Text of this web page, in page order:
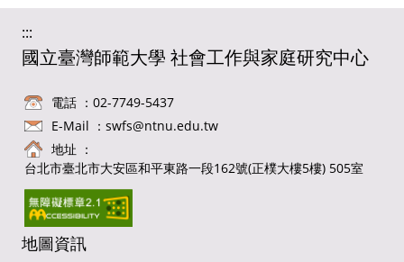
:::
國立臺灣師範大學 社會工作與家庭研究中心
電話 ：02-7749-5437
E-Mail ： swfs@ntnu.edu.tw
地址 ：
台北市臺北市大安區和平東路一段162號(正樸大樓5樓) 505室
地圖資訊